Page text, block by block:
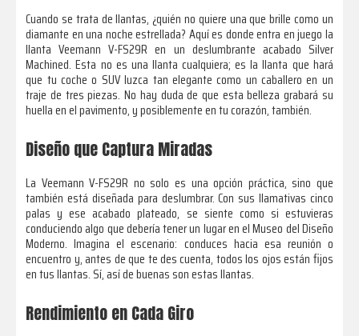
Cuando se trata de llantas, ¿quién no quiere una que brille como un
diamante en una noche estrellada? Aquí es donde entra en juego la
llanta Veemann V-FS29R en un deslumbrante acabado Silver
Machined. Esta no es una llanta cualquiera; es la llanta que hará
que tu coche o SUV luzca tan elegante como un caballero en un
traje de tres piezas. No hay duda de que esta belleza grabará su
huella en el pavimento, y posiblemente en tu corazón, también.
Diseño que Captura Miradas
La Veemann V-FS29R no solo es una opción práctica, sino que
también está diseñada para deslumbrar. Con sus llamativas cinco
palas y ese acabado plateado, se siente como si estuvieras
conduciendo algo que debería tener un lugar en el Museo del Diseño
Moderno. Imagina el escenario: conduces hacia esa reunión o
encuentro y, antes de que te des cuenta, todos los ojos están fijos
en tus llantas. Sí, así de buenas son estas llantas.
Rendimiento en Cada Giro